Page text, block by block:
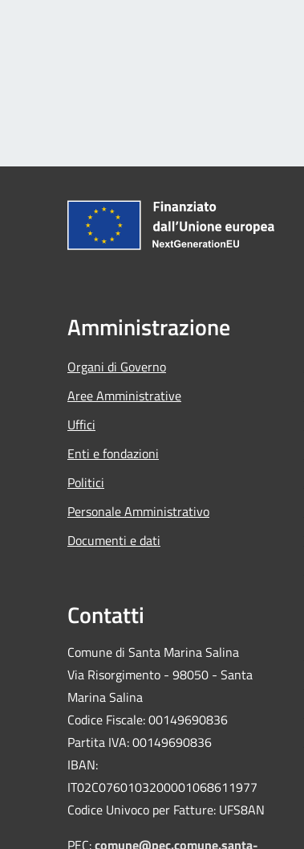
Amministrazione
Organi di Governo
Aree Amministrative
Uffici
Enti e fondazioni
Politici
Personale Amministrativo
Documenti e dati
Contatti
Comune di Santa Marina Salina
Via Risorgimento - 98050 - Santa
Marina Salina
Codice Fiscale: 00149690836
Partita IVA: 00149690836
IBAN:
IT02C0760103200001068611977
Codice Univoco per Fatture: UFS8AN
PEC:comune@pec.comune.santa-